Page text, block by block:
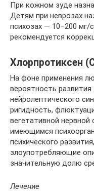
При кожном зуде
Детям при неврозах
психозах — 10–200 мг/
рекомендуется
Хлорпротиксен
На фоне применения
вероятность развития
нейролептического
ригидность,
вегетативной
имеющимся
психического
злоупотребляющие
значительную долю
Лечение